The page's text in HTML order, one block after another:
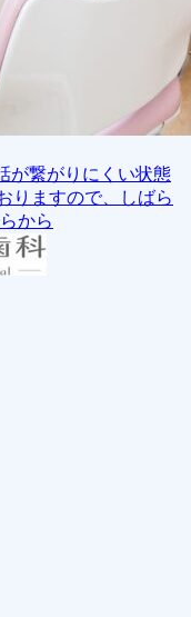
が繋がりにくい状態
りますので、しばら
から